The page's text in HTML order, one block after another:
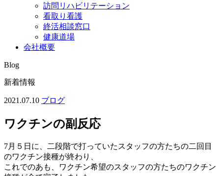
訪問リハビリテーション
看取り看護
終活相談窓口
健康道場
会社概要
Blog
新着情報
2021.07.10 ブログ
ワクチンの副反応
7月５日に、二段階で打っていたスタッフの方たちの二回目
のワクチン接種が終わり、
これでのあも、ワクチン希望のスタッフの方たちのワクチン